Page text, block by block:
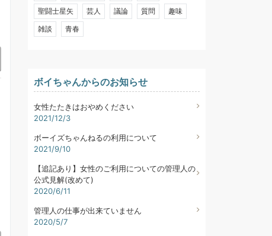
聖闘士星矢
芸人 議論 質問
趣味
雑談
青春
ボイちゃんからのお知らせ
女性たたきはおやめください
2021/12/3
ボーイズちゃんねるの利用について
2021/9/10
【追記あり】女性のご利用についての管理人の
公式見解(改めて)
2020/6/11
管理人の仕事が出来ていません
2020/5/7